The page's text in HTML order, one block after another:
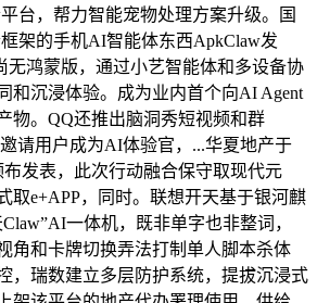
台，帮力智能宠物处理方案升级。国
架的手机AI智能体东西ApkClaw发
无鸿蒙版，通过小艺智能体和多设备协
和沉浸体验。成为业内首个向AI Agent
物。QQ还推出脑洞秀短视频和群
请用户成为AI体验官，...华夏地产于
布发表，此次行动融合保守取现代元
取e+APP，同时。联想开天基于银河麒
一体机，既非单字也非整词，
角和卡牌切换弄法打制单人脚本杀体
，瑞数建立多层防护系统，提拔沉浸式